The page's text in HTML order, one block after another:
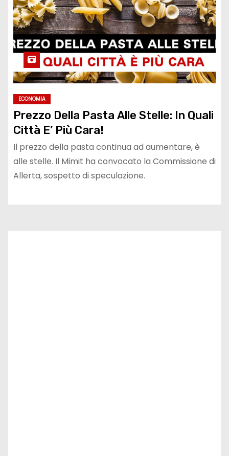
ECONOMIA
Prezzo Della Pasta Alle Stelle: In Quali
Città E’ Più Cara!
Il prezzo della pasta continua ad aumentare, è
alle stelle. Il Mimit ha convocato la Commissione di
Allerta, sospetto di speculazione.